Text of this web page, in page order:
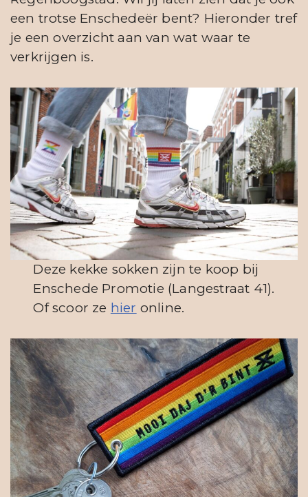
een trotse Enschedeër bent? Hieronder tref
je een overzicht aan van wat waar te
verkrijgen is.
Deze kekke sokken zijn te koop bij
Enschede Promotie (Langestraat 41).
Of scoor ze hier online.